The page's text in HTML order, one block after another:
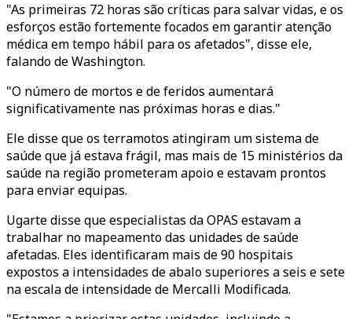
"As primeiras 72 horas são críticas para salvar vidas, e os
esforços estão fortemente focados em garantir atenção
médica em tempo hábil para os afetados", disse ele,
falando de Washington.
"O número de mortos e de feridos aumentará
significativamente nas próximas horas e dias."
Ele disse que os terramotos atingiram um sistema de
saúde que já estava frágil, mas mais de 15 ministérios da
saúde na região prometeram apoio e estavam prontos
para enviar equipas.
Ugarte disse que especialistas da OPAS estavam a
trabalhar no mapeamento das unidades de saúde
afetadas. Eles identificaram mais de 90 hospitais
expostos a intensidades de abalo superiores a seis e sete
na escala de intensidade de Mercalli Modificada.